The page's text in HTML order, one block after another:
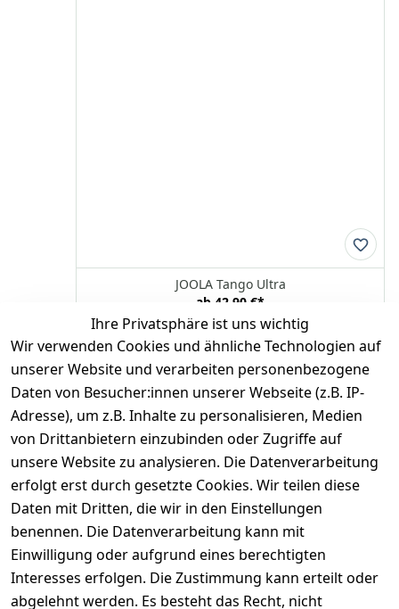
JOOLA Tango Ultra
ab 42,90 €*
Optionen anzeigen
JOOLA
*inkl. ges. MwStzzgl. Versandkosten
1
Ihre Privatsphäre ist uns wichtig
Wir verwenden Cookies und ähnliche Technologien auf
unserer Website und verarbeiten personenbezogene
Daten von Besucher:innen unserer Webseite (z.B. IP-
Adresse), um z.B. Inhalte zu personalisieren, Medien
von Drittanbietern einzubinden oder Zugriffe auf
unsere Website zu analysieren. Die Datenverarbeitung
erfolgt erst durch gesetzte Cookies. Wir teilen diese
Daten mit Dritten, die wir in den Einstellungen
benennen. Die Datenverarbeitung kann mit
Einwilligung oder aufgrund eines berechtigten
Interesses erfolgen. Die Zustimmung kann erteilt oder
abgelehnt werden. Es besteht das Recht, nicht
RechtlichesServices
Zahlungsm
öglichkeite
Versanddie
nstleister